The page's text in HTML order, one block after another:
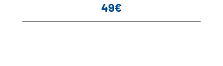
Prix
49€